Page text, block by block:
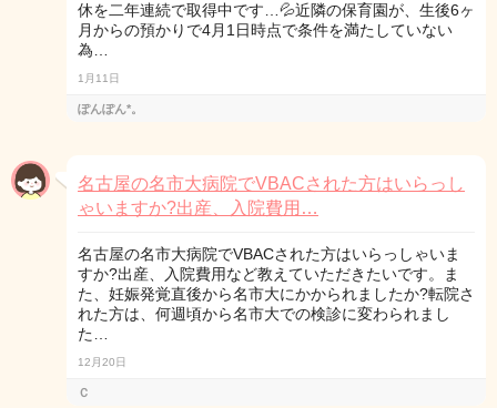
休を二年連続で取得中です…💦近隣の保育園が、生後6ヶ
月からの預かりで4月1日時点で条件を満たしていない
為…
1月11日
ぽんぽん*。
名古屋の名市大病院でVBACされた方はいらっし
ゃいますか?出産、入院費用…
名古屋の名市大病院でVBACされた方はいらっしゃいま
すか?出産、入院費用など教えていただきたいです。ま
た、妊娠発覚直後から名市大にかかられましたか?転院さ
れた方は、何週頃から名市大での検診に変わられまし
た…
12月20日
Ｃ